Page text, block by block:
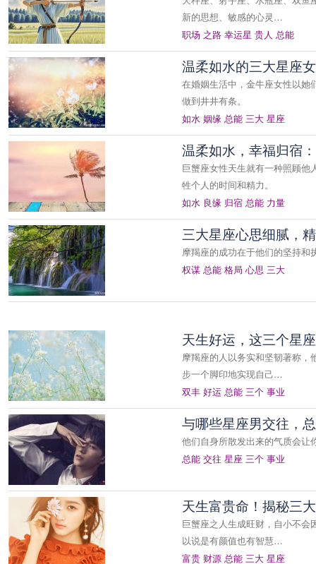
新的思想、敏感的心灵…
职场 之路 幸运星 贵人 总能
温柔如水的三大星座
在婚姻生活中，金牛座女性以她
做到井井有条。
如水 姻缘 总能 三大 星座
温柔如水，幸福归宿
巨蟹座女性天生就有一种照顾
牲个人的时间和精力。
如水 良缘 归宿 总能 力量
三大星座心思细腻，
摩羯座的成功在于他们的坚持和
权谋 总能 格局 心思 三大
天生好运，这三个星
摩羯座的人以务实和坚韧著称
步一个脚印地实现自己…
双丰 好运 总能 三个 事业
与哪些星座男交往，
他们自身所散发出来的气质会让
总能 交往 星座 三个 事业
天生富贵命！揭秘三
巨蟹座之人生成旺财，自小不
以说是有颜值也有智慧…
富贵 财源 总能 三大 星座